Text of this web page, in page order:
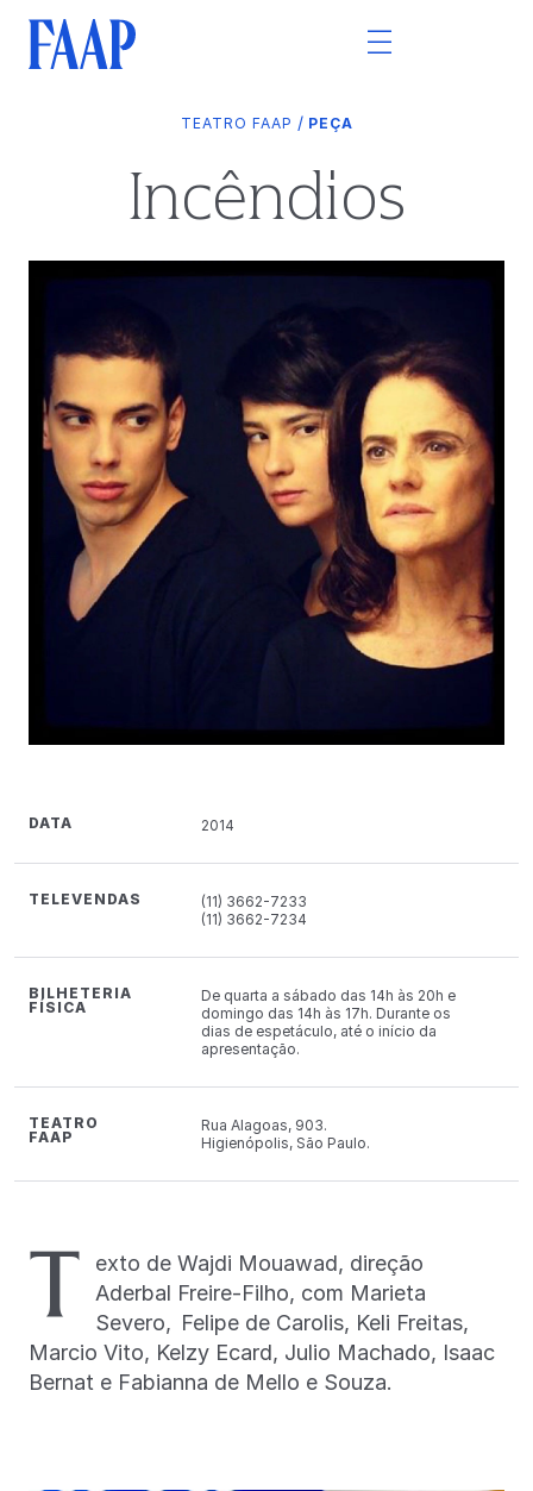
TEATRO FAAP / PEÇA
Incêndios
DATA 2014
TELEVENDAS
(11) 3662-7233
(11) 3662-7234
BILHETERIA
FÍSICA
De quarta a sábado das 14h às 20h e
domingo das 14h às 17h. Durante os
dias de espetáculo, até o início da
apresentação.
TEATRO
FAAP
Rua Alagoas, 903.
Higienópolis, São Paulo.
T
exto de Wajdi Mouawad, direção
Aderbal Freire-Filho, com Marieta
Severo, Felipe de Carolis, Keli Freitas,
Marcio Vito, Kelzy Ecard, Julio Machado, Isaac
Bernat e Fabianna de Mello e Souza.